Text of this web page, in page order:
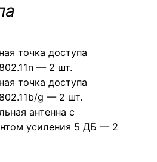
точка доступа
— 2 шт.
точка доступа
g — 2 шт.
антенна с
усиления 5 ДБ — 2